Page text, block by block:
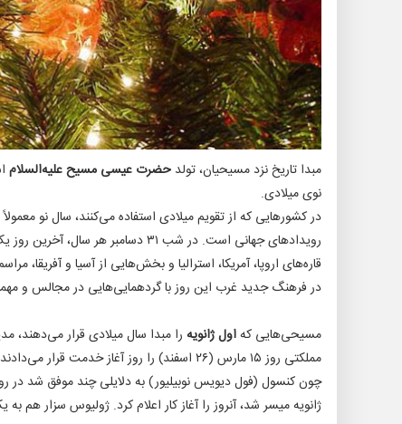
مبدا تاریخ نزد مسیحیان، تولد حضرت عیسی مسیح علیه‌السلام
نوی میلادی.
در کشورهایی که از تقویم میلادی استفاده می‌کنند، سال نو
رویدادهای جهانی است. در شب ۳۱
قاره‌های اروپا، آمریکا، استرالیا و بخش‌هایی از آسیا و آفریقا،
در فرهنگ جدید غرب این روز با گردهمایی‌هایی در مجالس و مهمانی‌ها
مسیحی‌هایی کهاول ژانویهرا مبدا سال میلادی قرار می‌دهند،
مملکتی روز ۱۵ مارس (۲۶ اسفند) را روز آغاز
ژانویه میسر شد، آنروز را آغاز کار اعلام کرد. ژولیوس سزار هم به